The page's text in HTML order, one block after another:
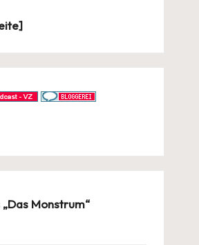
]
Monstrum“